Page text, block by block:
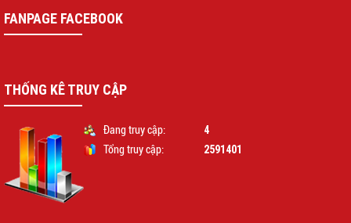
FANPAGE FACEBOOK
THỐNG KÊ TRUY CẬP
Đang truy cập: 4
Tổng truy cập: 2591401